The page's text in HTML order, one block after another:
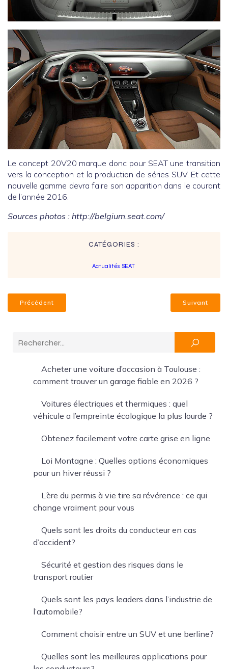
Le concept 20V20 marque donc pour SEAT une transition
vers la conception et la production de séries SUV. Et cette
nouvelle gamme devra faire son apparition dans le courant
de l’année 2016.
Sources photos : http://belgium.seat.com/
CATÉGORIES :
Actualités SEAT
Précédent Suivant
Acheter une voiture d’occasion à Toulouse :
comment trouver un garage fiable en 2026 ?
Voitures électriques et thermiques : quel
véhicule a l’empreinte écologique la plus lourde ?
Obtenez facilement votre carte grise en ligne
Loi Montagne : Quelles options économiques
pour un hiver réussi ?
L’ère du permis à vie tire sa révérence : ce qui
change vraiment pour vous
Quels sont les droits du conducteur en cas
d’accident?
Sécurité et gestion des risques dans le
transport routier
Quels sont les pays leaders dans l’industrie de
l’automobile?
Comment choisir entre un SUV et une berline?
Quelles sont les meilleures applications pour